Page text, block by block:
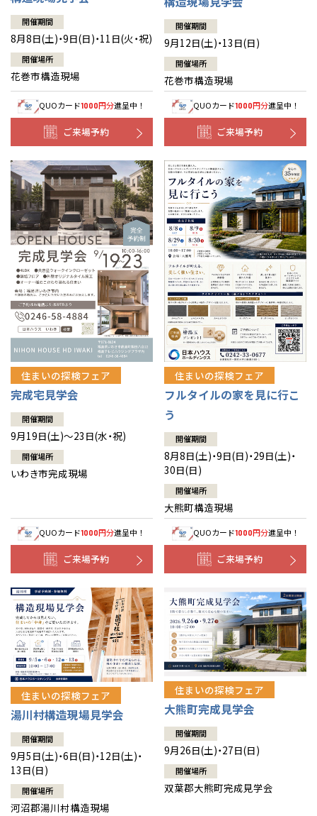
開催期間
8月8日(土)・9日(日)・11日(火・祝)
開催場所
花巻市構造現場
QUOカード1000円分進呈中！
ご来場予約
開催期間
9月12日(土)・13日(日)
開催場所
花巻市構造現場
QUOカード1000円分進呈中！
ご来場予約
住まいの探検フェア
完成宅見学会
開催期間
9月19日(土)～23日(水・祝)
開催場所
いわき市完成現場
QUOカード1000円分進呈中！
ご来場予約
住まいの探検フェア
フルタイルの家を見に行こ
う
開催期間
8月8日(土)・9日(日)・29日(土)・
30日(日)
開催場所
大熊町構造現場
QUOカード1000円分進呈中！
ご来場予約
住まいの探検フェア
湯川村構造現場見学会
開催期間
9月5日(土)・6日(日)・12日(土)・
13日(日)
開催場所
河沼郡湯川村構造現場
住まいの探検フェア
大熊町完成見学会
開催期間
9月26日(土)・27日(日)
開催場所
双葉郡大熊町完成見学会